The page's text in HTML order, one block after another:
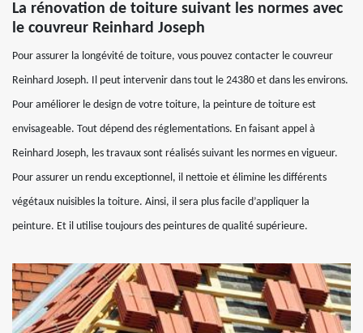
La rénovation de toiture suivant les normes avec
le couvreur Reinhard Joseph
Pour assurer la longévité de toiture, vous pouvez contacter le couvreur
Reinhard Joseph. Il peut intervenir dans tout le 24380 et dans les environs.
Pour améliorer le design de votre toiture, la peinture de toiture est
envisageable. Tout dépend des réglementations. En faisant appel à
Reinhard Joseph, les travaux sont réalisés suivant les normes en vigueur.
Pour assurer un rendu exceptionnel, il nettoie et élimine les différents
végétaux nuisibles la toiture. Ainsi, il sera plus facile d’appliquer la
peinture. Et il utilise toujours des peintures de qualité supérieure.